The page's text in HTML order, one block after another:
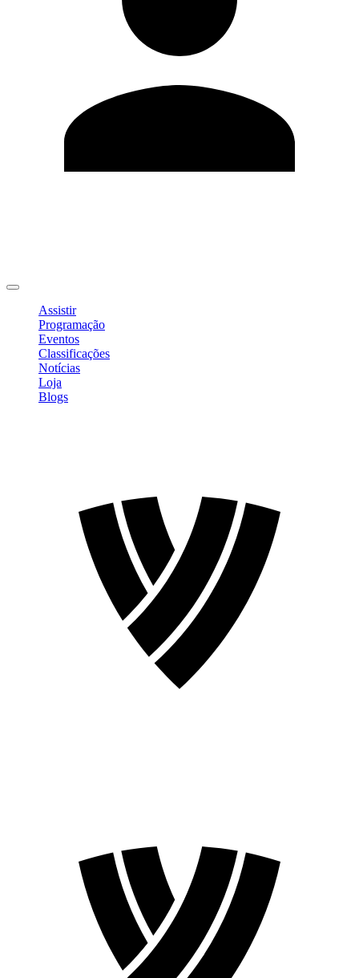
Assistir
Programação
Eventos
Classificações
Notícias
Loja
Blogs